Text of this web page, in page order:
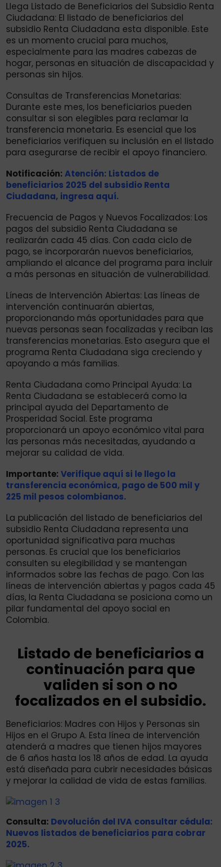
Llega Listado de Beneficiarios del Subsidio Renta
Ciudadana: El listado de beneficiarios del
subsidio Renta Ciudadana esta disponible. Este
es un momento crucial para muchos,
especialmente para las madres cabezas de
hogar, personas en situación de discapacidad y
personas sin hijos.
Consultas de Transferencias Monetarias:
Durante este mes, los beneficiarios pueden
consultar si son elegibles para reclamar la
transferencia monetaria. Es esencial que los
beneficiarios verifiquen su inclusión en el listado
para asegurarse de recibir el apoyo financiero.
Notificación: Atención: Listados de
beneficiarios 2025 del subsidio Renta
Ciudadana, ingresa aquí.
Frecuencia de Pagos y Nuevos Focalizados: Los
pagos del subsidio Renta Ciudadana se
realizarán cada 45 días. Con cada ciclo de
pago, se incorporarán nuevos beneficiarios,
ampliando el alcance del programa para incluir
a más personas en situación de vulnerabilidad.
Líneas de Intervención Abiertas: Las líneas de
intervención continuarán abiertas,
proporcionando más oportunidades para que
nuevas personas sean focalizadas y reciban las
transferencias monetarias. Esto asegura que el
programa Renta Ciudadana siga creciendo y
apoyando a más familias.
Renta Ciudadana como Principal Ayuda: La
Renta Ciudadana se establecerá como la
principal ayuda del Departamento de
Prosperidad Social. Este programa
proporcionará un apoyo económico vital para
las personas más necesitadas, ayudando a
mejorar su calidad de vida.
Importante: Verifique aquí si le llego la
transferencia económica, pago de 500 mil y
225 mil pesos colombianos.
La publicación del listado de beneficiarios del
subsidio Renta Ciudadana representa una
oportunidad significativa para muchas
personas. Es crucial que los beneficiarios
consulten su elegibilidad y se mantengan
informados sobre las fechas de pago. Con las
líneas de intervención abiertas y pagos cada 45
días, la Renta Ciudadana se posiciona como un
pilar fundamental del apoyo social en
Colombia.
Listado de beneficiarios a
continuación para que
validen si son o no
focalizados en el subsidio.
Beneficiarios: Madres con Hijos y Personas sin
Hijos en el Grupo A. Esta línea de intervención
atenderá a madres que tienen hijos mayores
de 6 años hasta los 18 años de edad. La ayuda
está diseñada para cubrir necesidades básicas
y mejorar la calidad de vida de estas familias.
Consulta: Devolución del IVA consultar cédula:
Nuevos listados de beneficiarios para cobrar
2025.